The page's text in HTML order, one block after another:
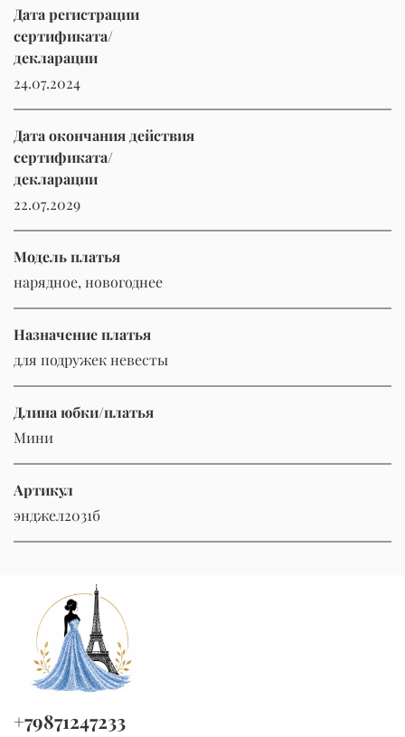
Дата регистрации
сертификата/
декларации
24.07.2024
Дата окончания действия
сертификата/
декларации
22.07.2029
Модель платья
нарядное, новогоднее
Назначение платья
для подружек невесты
Длина юбки/платья
Мини
Артикул
энджел2031б
+79871247233